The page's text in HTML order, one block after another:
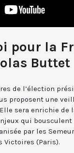
pour la
Buttet
de l’élection
proposent une
sera enrichie de
qui bousculent
par les
Victoires (Paris).